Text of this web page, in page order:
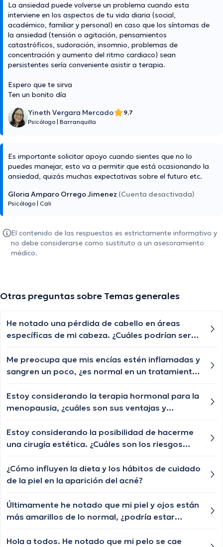
La ansiedad puede volverse un problema cuando esta
interviene en los aspectos de tu vida diaria (social,
académico, familiar y personal) en caso que los síntomas de
la ansiedad (tensión o agitación, pensamientos
catastróficos, sudoración, insomnio, problemas de
concentración y aumento del ritmo cardiaco) sean
persistentes sería conveniente asistir a terapia.
Espero que te sirva
Ten un bonito día
Yineth Vergara Mercado
9,7
Psicólogo Barranquilla
Es importante solicitar apoyo cuando sientes que no lo
puedes manejar, esto va a permitir que está ocasionando la
ansiedad, quizás muchas expectativas sobre el futuro etc.
Gloria Amparo Orrego Jimenez (Cuenta desactivada)
Psicólogo Cali
El contenido de las respuestas es estrictamente informativo y
no debe considerarse como sustituto a un asesoramiento
médico.
Otras preguntas sobre Temas generales
He notado una pérdida de cabello en áreas
específicas de mi cabeza. ¿Cuáles podrían ser
localizada y cuándo debería buscar orientación
médica?
Me preocupa que mis encías estén inflamadas y
sangren un poco, ¿es normal en un tratamiento
Estoy considerando la terapia hormonal para la
menopausia, ¿cuáles son sus ventajas y
Estoy considerando la posibilidad de hacerme
una cirugía estética. ¿Cuáles son los riesgos
¿Cómo influyen la dieta y los hábitos de cuidado
de la piel en la aparición del acné?
Últimamente he notado que mi piel y ojos están
más amarillos de lo normal, ¿podría estar
Hola a todos. He notado que mi pelo se cae